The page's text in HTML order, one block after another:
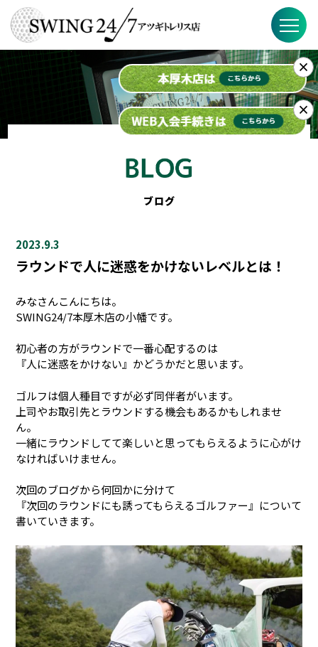
SWING24/7の特徴
料金
スケジュール
ブログ
2023.9.3
ラウンドで人に迷惑をかけないレベルとは！
みなさんこんにちは。
SWING24/7本厚木店の小幡です。
初心者の方がラウンドで一番心配するのは
『人に迷惑をかけない』かどうかだと思います。
ゴルフは個人種目ですが必ず同伴者がいます。
上司やお取引先とラウンドする機会もあるかもしれませ
ん。
一緒にラウンドしてて楽しいと思ってもらえるように心がけ
なければいけません。
次回のブログから何回かに分けて
『次回のラウンドにも誘ってもらえるゴルファー』について
書いていきます。
×
×